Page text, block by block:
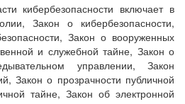
кибербезопасности включает в
Закон о кибербезопасности,
Закон о вооруженных
и служебной тайне, Закон о
управлении, Закон
Закон о прозрачности публичной
тайне, Закон об электронной